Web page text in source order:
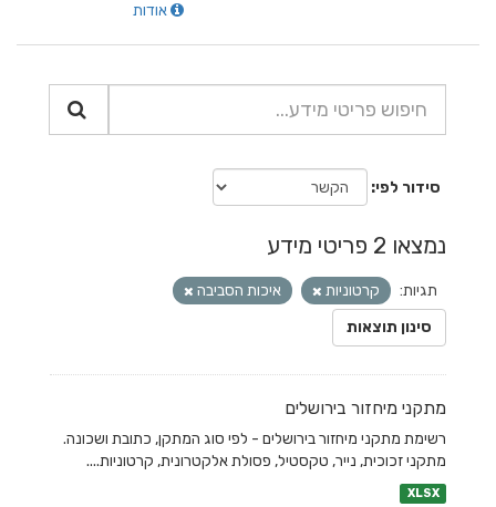
אודות
סידור לפי
נמצאו 2 פריטי מידע
תגיות: קרטוניות
איכות הסביבה
סינון תוצאות
מתקני מיחזור בירושלים
רשימת מתקני מיחזור בירושלים - לפי סוג המתקן, כתובת ושכונה.
מתקני זכוכית, נייר, טקסטיל, פסולת אלקטרונית, קרטוניות....
XLSX